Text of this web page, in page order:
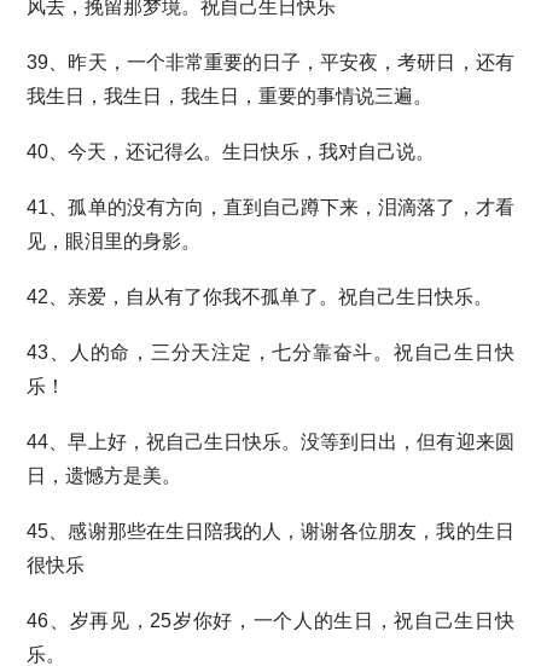
风去，挽留那梦境。祝自己生日快乐
39、昨天，一个非常重要的日子，平安夜，考研日，还有
我生日，我生日，我生日，重要的事情说三遍。
40、今天，还记得么。生日快乐，我对自己说。
41、孤单的没有方向，直到自己蹲下来，泪滴落了，才看
见，眼泪里的身影。
42、亲爱，自从有了你我不孤单了。祝自己生日快乐。
43、人的命，三分天注定，七分靠奋斗。祝自己生日快
乐！
44、早上好，祝自己生日快乐。没等到日出，但有迎来圆
日，遗憾方是美。
45、感谢那些在生日陪我的人，谢谢各位朋友，我的生日
很快乐
46、岁再见，25岁你好，一个人的生日，祝自己生日快
乐。